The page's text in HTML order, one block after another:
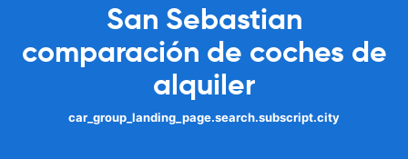
San Sebastian
comparación de coches de
alquiler
car_group_landing_page.search.subscript.city